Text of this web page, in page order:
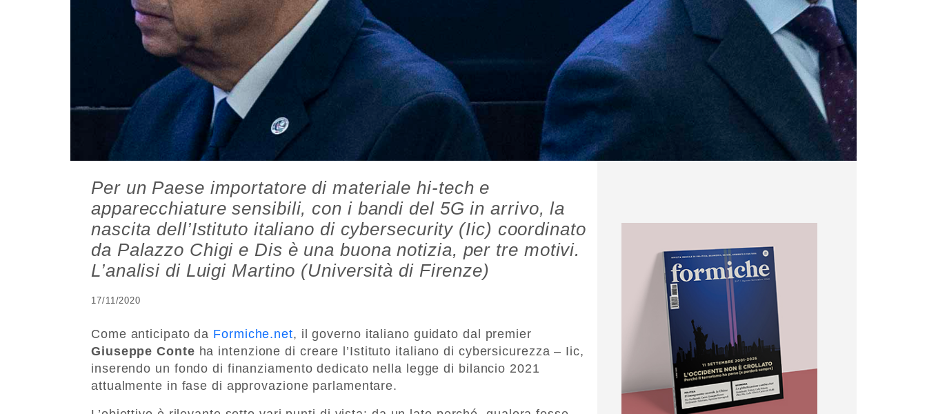
Per un Paese importatore di materiale hi-tech e
apparecchiature sensibili, con i bandi del 5G in arrivo, la
nascita dell’Istituto italiano di cybersecurity (Iic) coordinato
da Palazzo Chigi e Dis è una buona notizia, per tre motivi.
L’analisi di Luigi Martino (Università di Firenze)
17/11/2020
Come anticipato da Formiche.net, il governo italiano guidato dal premier
Giuseppe Conte ha intenzione di creare l’Istituto italiano di cybersicurezza – Iic,
inserendo un fondo di finanziamento dedicato nella legge di bilancio 2021
attualmente in fase di approvazione parlamentare.